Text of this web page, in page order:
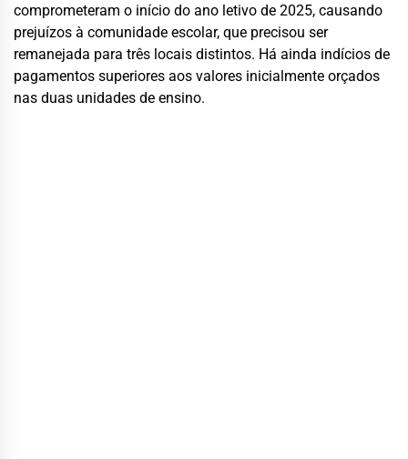
comprometeram o início do ano letivo de 2025, causando
prejuízos à comunidade escolar, que precisou ser
remanejada para três locais distintos. Há ainda indícios de
pagamentos superiores aos valores inicialmente orçados
nas duas unidades de ensino.